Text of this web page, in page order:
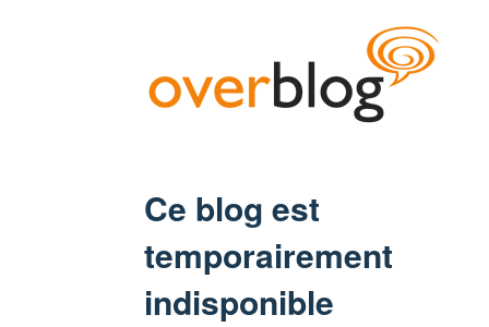
Ce blog est
temporairement
indisponible